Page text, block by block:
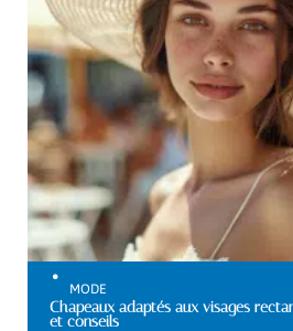
MODE
Chapeaux adaptés aux visages
et conseils